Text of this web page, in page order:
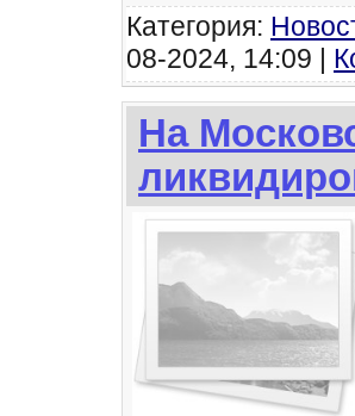
Категория:
08-2024, 14:09 |
На